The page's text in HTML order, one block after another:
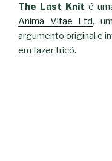
The Last Knit é
Anima Vitae Ltd,
argumento original e
em fazer tricô.